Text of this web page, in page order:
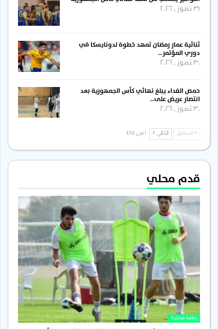
31 تموز , 2026
ثنائية عمار رمضان تمهد خطوة لدونايسكا في
دوري المؤتمر…
30 تموز , 2026
حمص الفداء يبلغ نهائي كأس الجمهورية بعد
انتصار عريض على…
30 تموز , 2026
السابق التالي
قدم محلي
رياضة محلية